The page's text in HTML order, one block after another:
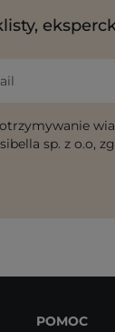
sp. z o.o,
POMOC